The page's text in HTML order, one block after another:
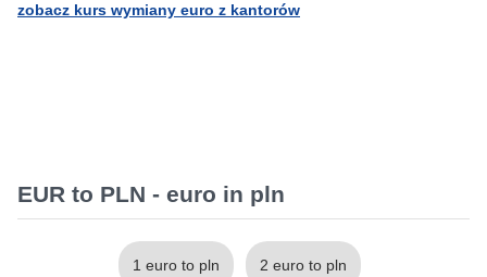
zobacz kurs wymiany euro z kantorów
EUR to PLN - euro in pln
1 euro to pln 2 euro to pln